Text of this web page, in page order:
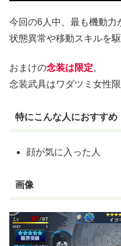
今回の6人中、最も機動力
状態異常や移動スキルを
おまけの念装は限定。
念装武具はワダツミ女性限
特にこんな人におすすめ
顔が気に入った人
画像